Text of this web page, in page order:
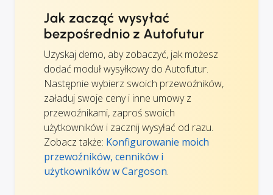
Jak zacząć wysyłać
bezpośrednio z Autofutur
Uzyskaj demo, aby zobaczyć, jak możesz
dodać moduł wysyłkowy do Autofutur.
Następnie wybierz swoich przewoźników,
załaduj swoje ceny i inne umowy z
przewoźnikami, zaproś swoich
użytkowników i zacznij wysyłać od razu.
Zobacz także: Konfigurowanie moich
przewoźników, cenników i
użytkowników w Cargoson.